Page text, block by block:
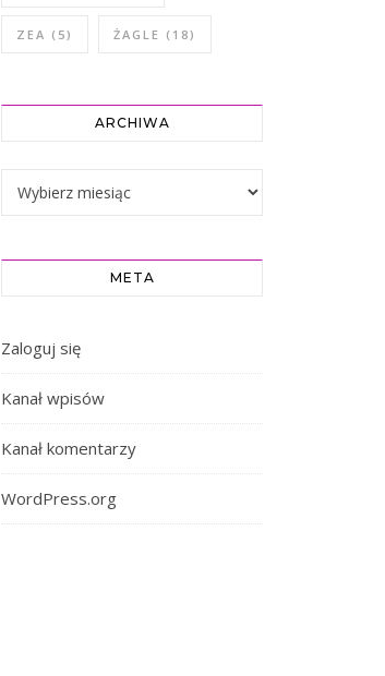
ZEA (5) ŻAGLE (18)
ARCHIWA
Archiwa
META
Zaloguj się
Kanał wpisów
Kanał komentarzy
WordPress.org